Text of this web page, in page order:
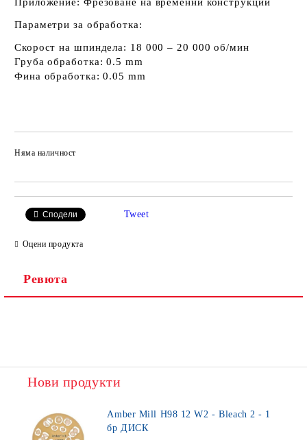
Параметри за обработка:
Скорост на шпиндела: 18 000 – 20 000 об/мин
Груба обработка: 0.5 mm
Фина обработка: 0.05 mm
Няма наличност
Сподели Tweet
Оцени продукта
Ревюта
Нови продукти
Amber Mill H98 12 W2 - Bleach 2 - 1
бр ДИСК